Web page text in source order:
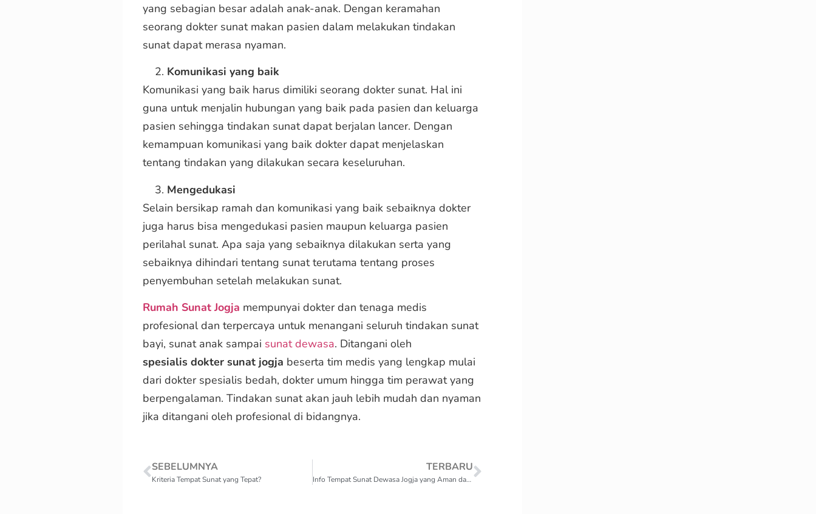
yang sebagian besar adalah anak-anak. Dengan keramahan
seorang dokter sunat makan pasien dalam melakukan tindakan
sunat dapat merasa nyaman.
Komunikasi yang baik
Komunikasi yang baik harus dimiliki seorang dokter sunat. Hal ini
guna untuk menjalin hubungan yang baik pada pasien dan keluarga
pasien sehingga tindakan sunat dapat berjalan lancer. Dengan
kemampuan komunikasi yang baik dokter dapat menjelaskan
tentang tindakan yang dilakukan secara keseluruhan.
Mengedukasi
Selain bersikap ramah dan komunikasi yang baik sebaiknya dokter
juga harus bisa mengedukasi pasien maupun keluarga pasien
perilahal sunat. Apa saja yang sebaiknya dilakukan serta yang
sebaiknya dihindari tentang sunat terutama tentang proses
penyembuhan setelah melakukan sunat.
Rumah Sunat Jogja mempunyai dokter dan tenaga medis
profesional dan terpercaya untuk menangani seluruh tindakan sunat
bayi, sunat anak sampai sunat dewasa. Ditangani oleh
spesialis dokter sunat jogja beserta tim medis yang lengkap mulai
dari dokter spesialis bedah, dokter umum hingga tim perawat yang
berpengalaman. Tindakan sunat akan jauh lebih mudah dan nyaman
jika ditangani oleh profesional di bidangnya.
SEBELUMNYA
Kriteria Tempat Sunat yang Tepat?
TERBARU
Info Tempat Sunat Dewasa Jogja yang Aman dan Profesional